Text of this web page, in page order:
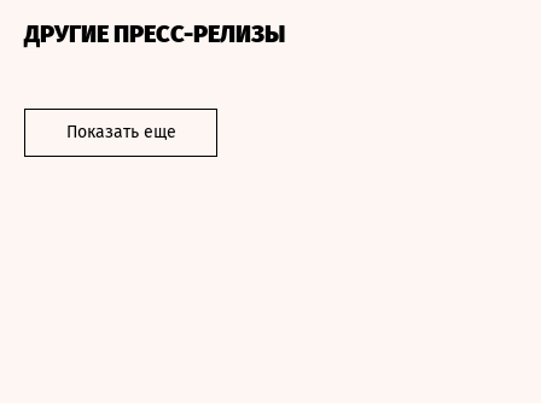
ДРУГИЕ ПРЕСС-РЕЛИЗЫ
Показать еще